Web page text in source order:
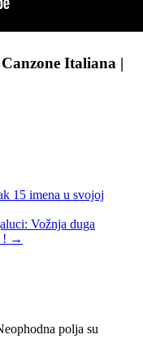
Italiana |
15 imena u svojoj
Vožnja duga
! →
polja su